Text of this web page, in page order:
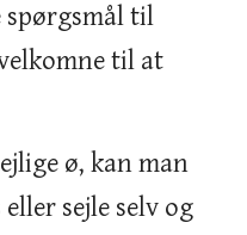
spørgsmål til
til at
ø, kan man
sejle selv og